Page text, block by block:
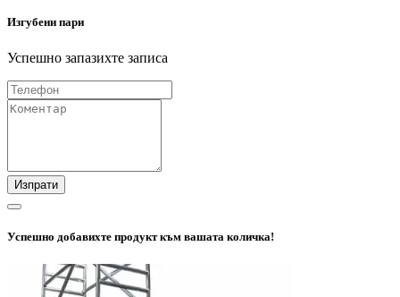
Изгубени пари
Успешно запазихте записа
Изпрати
Успешно добавихте продукт към вашата количка!